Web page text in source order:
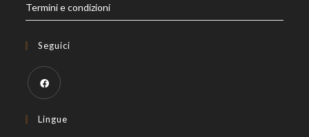
Termini e condizioni
Seguici
in
Lingue